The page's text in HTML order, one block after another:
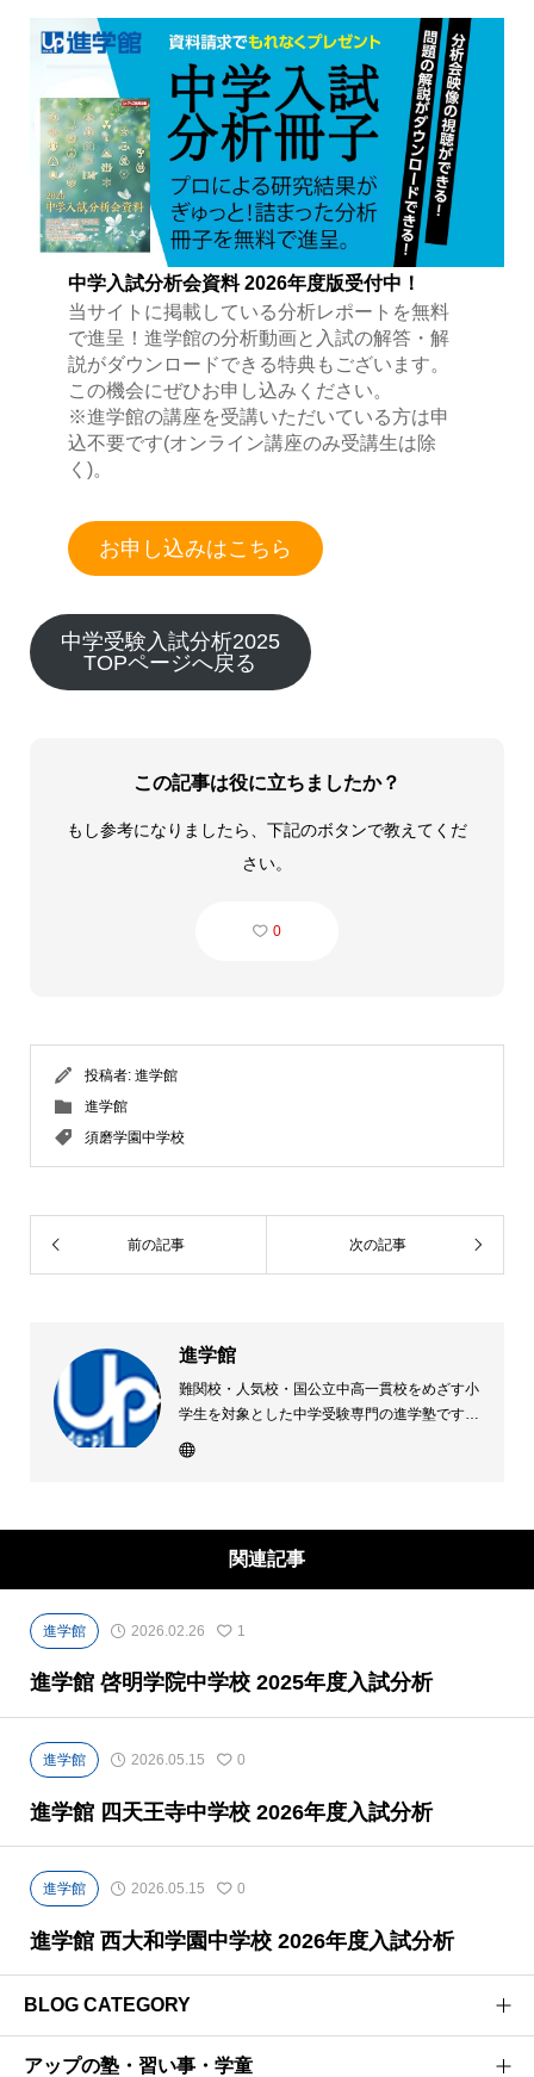
中学入試分析会資料 2026年度版受付中！
当サイトに掲載している分析レポートを無料
で進呈！進学館の分析動画と入試の解答・解
説がダウンロードできる特典もございます。
この機会にぜひお申し込みください。
※進学館の講座を受講いただいている方は申
込不要です(オンライン講座のみ受講生は除
く)。
お申し込みはこちら
中学受験入試分析2025
TOPページへ戻る
この記事は役に立ちましたか？
もし参考になりましたら、下記のボタンで教えてくだ
さい。
0
投稿者: 進学館
進学館
須磨学園中学校
前の記事 次の記事
進学館
難関校・人気校・国公立中高一貫校をめざす小
学生を対象とした中学受験専門の進学塾です。
第一志望 全員合格を目標に、最新の受験動向
関連記事
進学館 2026.02.26 1
進学館 啓明学院中学校 2025年度入試分析
進学館 2026.05.15 0
進学館 四天王寺中学校 2026年度入試分析
進学館 2026.05.15 0
進学館 西大和学園中学校 2026年度入試分析
BLOG CATEGORY
医学部受験のプロがお届けする医学部受験情報ブログ
アップの塾・習い事・学童